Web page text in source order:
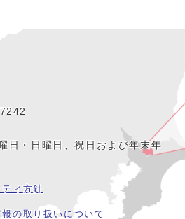
日・日曜日、祝日および年末年
ィ方針
報の取り扱いについて